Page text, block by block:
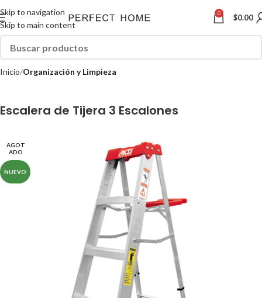
Skip to navigation
Skip to main content
0 $0.00
Inicio Organización y Limpieza
Escalera de Tijera 3 Escalones
AGOT
ADO
NUEVO